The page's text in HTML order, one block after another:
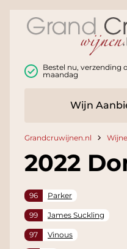
Bestel nu, verzending
maandag
Wijn
Grandcruwijnen.nl
2022
96 Parker
99 James Suckling
97 Vinous